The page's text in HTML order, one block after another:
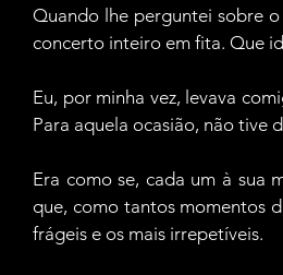
Quando lhe perguntei sobre
concerto inteiro em fita. Que
Eu, por minha vez, levava
Para aquela ocasião, não tive
Era como se, cada um à sua
que, como tantos momentos
frágeis e os mais irrepetíveis.